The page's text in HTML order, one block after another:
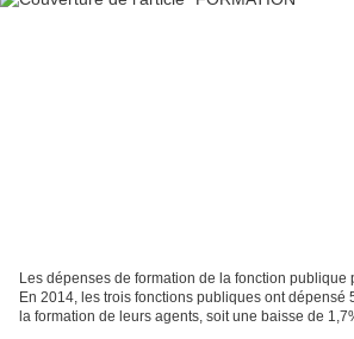
Les dépenses de formation de la fonction publique
En 2014, les trois fonctions publiques ont dépensé
la formation de leurs agents, soit une baisse de